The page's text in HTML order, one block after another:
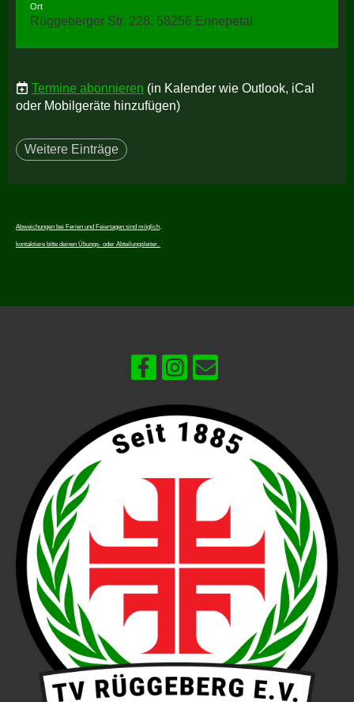
Ort
Rüggeberger Str. 228, 58256 Ennepetal
Termine abonnieren (in Kalender wie Outlook, iCal
oder Mobilgeräte hinzufügen)
Weitere Einträge
Abweichungen bei Ferien und Feiertagen sind möglich,
kontaktiere bitte deinen Übungs- oder Abteilungsleiter.